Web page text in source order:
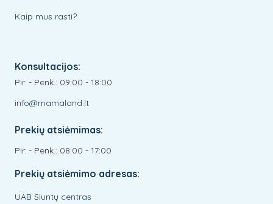
Kaip mus rasti?
Konsultacijos:
Pir. - Penk.: 09:00 - 18:00
info@mamaland.lt
Prekių atsiėmimas:
Pir. - Penk.: 08:00 - 17:00
Prekių atsiėmimo adresas:
UAB Siuntų centras